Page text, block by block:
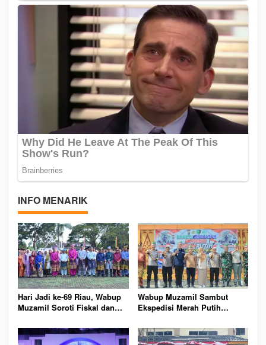
INFO MENARIK
Hari Jadi ke-69 Riau, Wabup
Muzamil Soroti Fiskal dan
Pembangunan untuk
Masyarakat
Wabup Muzamil Sambut
Ekspedisi Merah Putih
Ditanam di Tanah Merah